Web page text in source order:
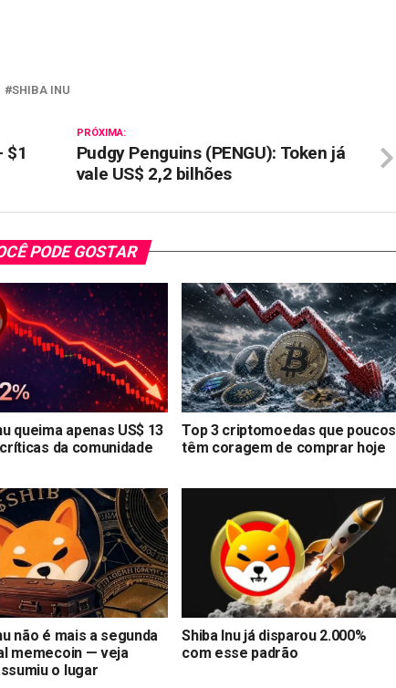
SHIBA INU
PRÓXIMA:
Pudgy Penguins (PENGU): Token já
vale US$ 2,2 bilhões
$1
PODE GOSTAR
queima apenas US$ 13
da comunidade
Top 3 criptomoedas que poucos
têm coragem de comprar hoje
não é mais a segunda
memecoin — veja
o lugar
Shiba Inu já disparou 2.000%
com esse padrão